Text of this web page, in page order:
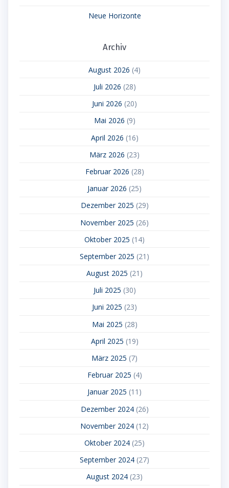
Neue Horizonte
Archiv
August 2026 (4)
Juli 2026 (28)
Juni 2026 (20)
Mai 2026 (9)
April 2026 (16)
März 2026 (23)
Februar 2026 (28)
Januar 2026 (25)
Dezember 2025 (29)
November 2025 (26)
Oktober 2025 (14)
September 2025 (21)
August 2025 (21)
Juli 2025 (30)
Juni 2025 (23)
Mai 2025 (28)
April 2025 (19)
März 2025 (7)
Februar 2025 (4)
Januar 2025 (11)
Dezember 2024(26)
November 2024 (12)
Oktober 2024 (25)
September 2024 (27)
August 2024 (23)